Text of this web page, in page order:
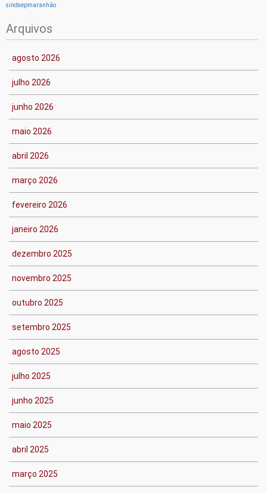
sindsepmaranhão
Arquivos
agosto 2026
julho 2026
junho 2026
maio 2026
abril 2026
março 2026
fevereiro 2026
janeiro 2026
dezembro 2025
novembro 2025
outubro 2025
setembro 2025
agosto 2025
julho 2025
junho 2025
maio 2025
abril 2025
março 2025